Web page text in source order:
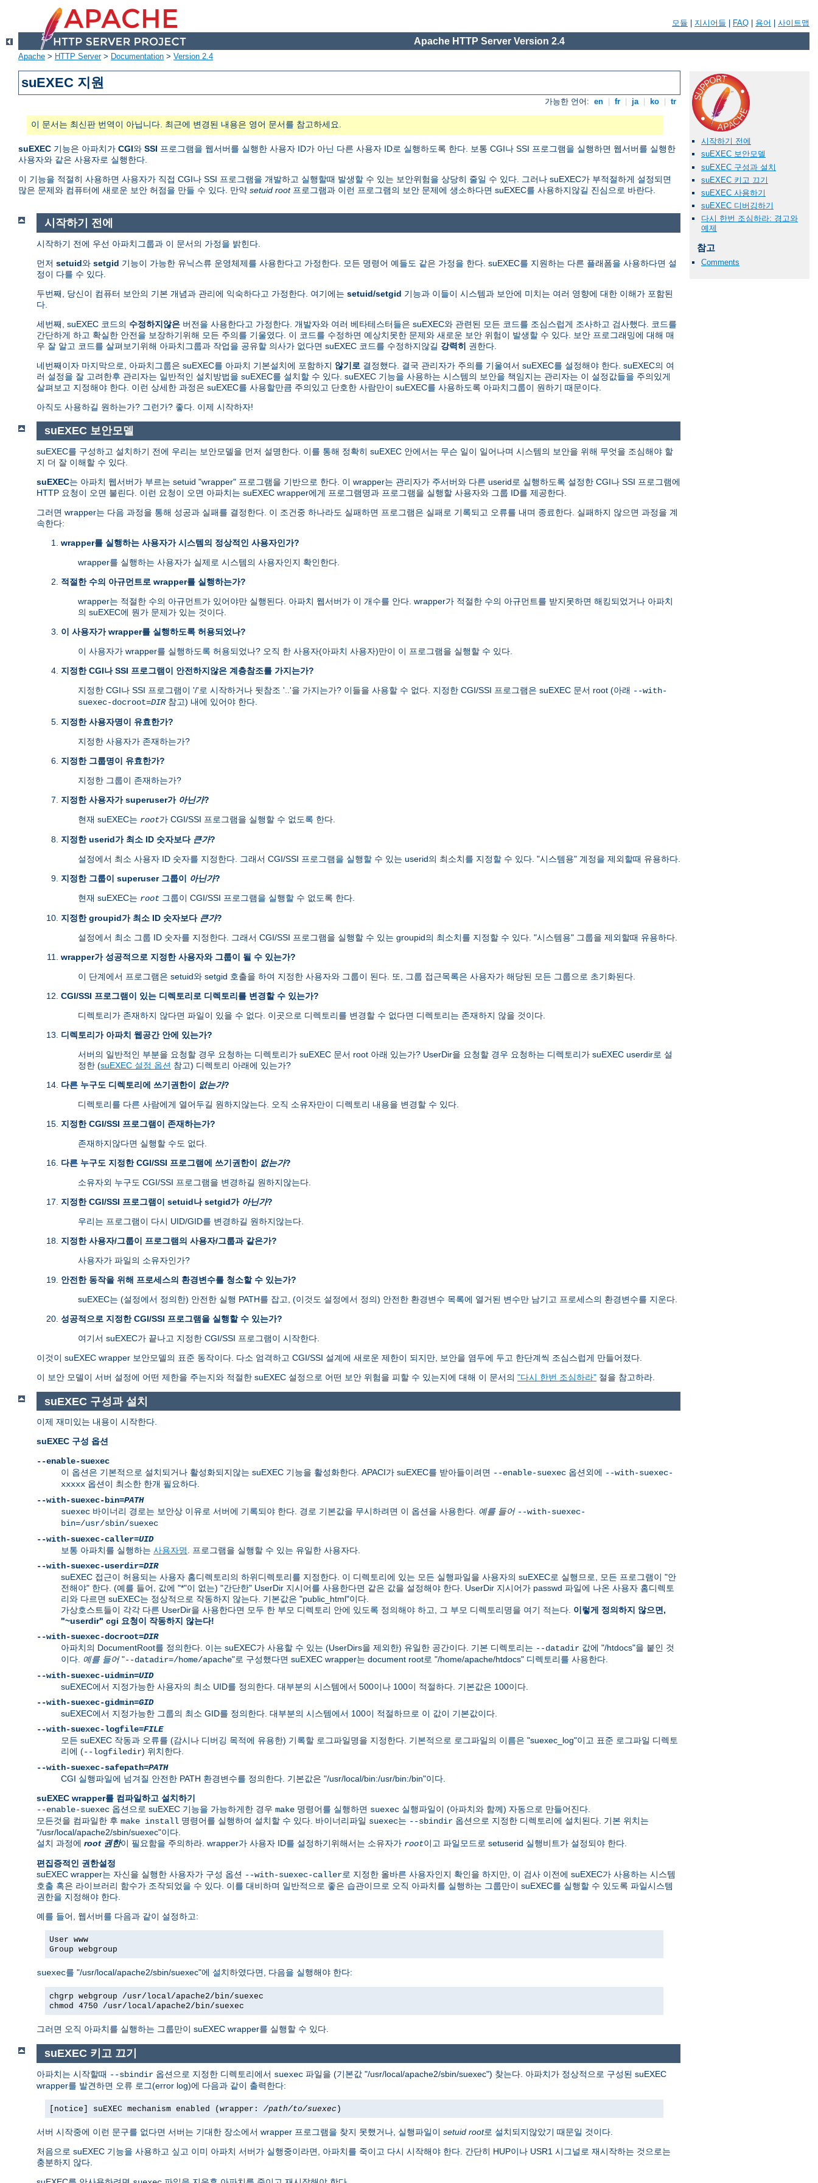
모듈 지시어들 FAQ 용어 사이트맵
Apache HTTP Server Version 2.4
Apache > HTTP Server> Documentation > Version 2.4
suEXEC 지원
가능한 언어: en fr ja ko tr
이 문서는 최신판 번역이 아닙니다. 최근에 변경된 내용은 영어 문서를 참고하세요.
suEXEC 기능은 아파치가 CGI와 SSI 프로그램을 웹서버를 실행한 사용자 ID가 아닌 다른 사용자 ID로 실행하도록 한다. 보통 CGI나 SSI 프로그램을 실행하면 웹서버를 실행한
사용자와 같은 사용자로 실행한다.
이 기능을 적절히 사용하면 사용자가 직접 CGI나 SSI 프로그램을 개발하고 실행할때 발생할 수 있는 보안위험을 상당히 줄일 수 있다. 그러나 suEXEC가 부적절하게 설정되면
많은 문제와 컴퓨터에 새로운 보안 허점을 만들 수 있다. 만약 setuid root프로그램과 이런 프로그램의 보안 문제에 생소하다면 suEXEC를 사용하지않길 진심으로 바란다.
시작하기 전에
suEXEC 보안모델
suEXEC 구성과 설치
suEXEC 키고 끄기
suEXEC 사용하기
suEXEC 디버깅하기
다시 한번 조심하라: 경고와
예제
참고
Comments
시작하기 전에
시작하기 전에 우선 아파치그룹과 이 문서의 가정을 밝힌다.
먼저 setuid와 setgid 기능이 가능한 유닉스류 운영체제를 사용한다고 가정한다. 모든 명령어 예들도 같은 가정을 한다. suEXEC를 지원하는 다른 플래폼을 사용하다면 설
정이 다를 수 있다.
두번째, 당신이 컴퓨터 보안의 기본 개념과 관리에 익숙하다고 가정한다. 여기에는 setuid/setgid 기능과 이들이 시스템과 보안에 미치는 여러 영향에 대한 이해가 포함된
다.
세번째, suEXEC 코드의 수정하지않은 버전을 사용한다고 가정한다. 개발자와 여러 베타테스터들은 suEXEC와 관련된 모든 코드를 조심스럽게 조사하고 검사했다. 코드를
간단하게 하고 확실한 안전을 보장하기위해 모든 주의를 기울였다. 이 코드를 수정하면 예상치못한 문제와 새로운 보안 위험이 발생할 수 있다. 보안 프로그래밍에 대해 매
우 잘 알고 코드를 살펴보기위해 아파치그룹과 작업을 공유할 의사가 없다면 suEXEC 코드를 수정하지않길 강력히 권한다.
네번째이자 마지막으로, 아파치그룹은 suEXEC를 아파치 기본설치에 포함하지 않기로 결정했다. 결국 관리자가 주의를 기울여서 suEXEC를 설정해야 한다. suEXEC의 여
러 설정을 잘 고려한후 관리자는 일반적인 설치방법을 suEXEC를 설치할 수 있다. suEXEC 기능을 사용하는 시스템의 보안을 책임지는 관리자는 이 설정값들을 주의있게
살펴보고 지정해야 한다. 이런 상세한 과정은 suEXEC를 사용할만큼 주의있고 단호한 사람만이 suEXEC를 사용하도록 아파치그룹이 원하기 때문이다.
아직도 사용하길 원하는가? 그런가? 좋다. 이제 시작하자!
suEXEC 보안모델
suEXEC를 구성하고 설치하기 전에 우리는 보안모델을 먼저 설명한다. 이를 통해 정확히 suEXEC 안에서는 무슨 일이 일어나며 시스템의 보안을 위해 무엇을 조심해야 할
지 더 잘 이해할 수 있다.
suEXEC는 아파치 웹서버가 부르는 setuid "wrapper" 프로그램을 기반으로 한다. 이 wrapper는 관리자가 주서버와 다른 userid로 실행하도록 설정한 CGI나 SSI 프로그램에
HTTP 요청이 오면 불린다. 이런 요청이 오면 아파치는 suEXEC wrapper에게 프로그램명과 프로그램을 실행할 사용자와 그룹 ID를 제공한다.
그러면 wrapper는 다음 과정을 통해 성공과 실패를 결정한다. 이 조건중 하나라도 실패하면 프로그램은 실패로 기록되고 오류를 내며 종료한다. 실패하지 않으면 과정을 계
속한다:
wrapper를 실행하는 사용자가 시스템의 정상적인 사용자인가?
wrapper를 실행하는 사용자가 실제로 시스템의 사용자인지 확인한다.
적절한 수의 아규먼트로 wrapper를 실행하는가?
wrapper는 적절한 수의 아규먼트가 있어야만 실행된다. 아파치 웹서버가 이 개수를 안다. wrapper가 적절한 수의 아규먼트를 받지못하면 해킹되었거나 아파치
의 suEXEC에 뭔가 문제가 있는 것이다.
이 사용자가 wrapper를 실행하도록 허용되었나?
이 사용자가 wrapper를 실행하도록 허용되었나? 오직 한 사용자(아파치 사용자)만이 이 프로그램을 실행할 수 있다.
지정한 CGI나 SSI 프로그램이 안전하지않은 계층참조를 가지는가?
지정한 CGI나 SSI 프로그램이 '/'로 시작하거나 뒷참조 '..'을 가지는가? 이들을 사용할 수 없다. 지정한 CGI/SSI 프로그램은 suEXEC 문서 root (아래 --with-
suexec-docroot=DIR참고) 내에 있어야 한다.
지정한 사용자명이 유효한가?
지정한 사용자가 존재하는가?
지정한 그룹명이 유효한가?
지정한 그룹이 존재하는가?
지정한 사용자가 superuser가 아닌가?
현재 suEXEC는 root가 CGI/SSI 프로그램을 실행할 수 없도록 한다.
지정한 userid가 최소 ID 숫자보다 큰가?
설정에서 최소 사용자 ID 숫자를 지정한다. 그래서 CGI/SSI 프로그램을 실행할 수 있는 userid의 최소치를 지정할 수 있다. "시스템용" 계정을 제외할때 유용하다.
지정한 그룹이 superuser 그룹이
아닌가?
현재 suEXEC는 root 그룹이 CGI/SSI 프로그램을 실행할 수 없도록 한다.
지정한 groupid가 최소 ID 숫자보다 큰가?
설정에서 최소 그룹 ID 숫자를 지정한다. 그래서 CGI/SSI 프로그램을 실행할 수 있는 groupid의 최소치를 지정할 수 있다. "시스템용" 그룹을 제외할때 유용하다.
wrapper가 성공적으로 지정한 사용자와 그룹이 될 수 있는가?
이 단계에서 프로그램은 setuid와 setgid 호출을 하여 지정한 사용자와 그룹이 된다. 또, 그룹 접근목록은 사용자가 해당된 모든 그룹으로 초기화된다.
CGI/SSI 프로그램이 있는 디렉토리로 디렉토리를 변경할 수 있는가?
디렉토리가 존재하지 않다면 파일이 있을 수 없다. 이곳으로 디렉토리를 변경할 수 없다면 디렉토리는 존재하지 않을 것이다.
디렉토리가 아파치 웹공간 안에 있는가?
서버의 일반적인 부분을 요청할 경우 요청하는 디렉토리가 suEXEC 문서 root 아래 있는가? UserDir을 요청할 경우 요청하는 디렉토리가 suEXEC userdir로 설
정한 (suEXEC 설정 옵션 참고) 디렉토리 아래에 있는가?
다른 누구도 디렉토리에 쓰기권한이
없는가?
디렉토리를 다른 사람에게 열어두길 원하지않는다. 오직 소유자만이 디렉토리 내용을 변경할 수 있다.
지정한 CGI/SSI 프로그램이 존재하는가?
존재하지않다면 실행할 수도 없다.
다른 누구도 지정한 CGI/SSI 프로그램에 쓰기권한이
없는가?
소유자외 누구도 CGI/SSI 프로그램을 변경하길 원하지않는다.
지정한 CGI/SSI 프로그램이 setuid나 setgid가 아닌가?
우리는 프로그램이 다시 UID/GID를 변경하길 원하지않는다.
지정한 사용자/그룹이 프로그램의 사용자/그룹과 같은가?
사용자가 파일의 소유자인가?
안전한 동작을 위해 프로세스의 환경변수를 청소할 수 있는가?
suEXEC는 (설정에서 정의한) 안전한 실행 PATH를 잡고, (이것도 설정에서 정의) 안전한 환경변수 목록에 열거된 변수만 남기고 프로세스의 환경변수를 지운다.
성공적으로 지정한 CGI/SSI 프로그램을 실행할 수 있는가?
여기서 suEXEC가 끝나고 지정한 CGI/SSI 프로그램이 시작한다.
이것이 suEXEC wrapper 보안모델의 표준 동작이다. 다소 엄격하고 CGI/SSI 설계에 새로운 제한이 되지만, 보안을 염두에 두고 한단계씩 조심스럽게 만들어졌다.
이 보안 모델이 서버 설정에 어떤 제한을 주는지와 적절한 suEXEC 설정으로 어떤 보안 위험을 피할 수 있는지에 대해 이 문서의 "다시 한번 조심하라" 절을 참고하라.
suEXEC 구성과 설치
이제 재미있는 내용이 시작한다.
suEXEC 구성 옵션
--enable-suexec
이 옵션은 기본적으로 설치되거나 활성화되지않는 suEXEC 기능을 활성화한다. APACI가 suEXEC를 받아들이려면 --enable-suexec 옵션외에 --with-suexec-
xxxxx 옵션이 최소한 한개 필요하다.
--with-suexec-bin=PATH
suexec 바이너리 경로는 보안상 이유로 서버에 기록되야 한다. 경로 기본값을 무시하려면 이 옵션을 사용한다. 예를 들어 --with-suexec-
bin=/usr/sbin/suexec
--with-suexec-caller=UID
보통 아파치를 실행하는 사용자명. 프로그램을 실행할 수 있는 유일한 사용자다.
--with-suexec-userdir=DIR
suEXEC 접근이 허용되는 사용자 홈디렉토리의 하위디렉토리를 지정한다. 이 디렉토리에 있는 모든 실행파일을 사용자의 suEXEC로 실행므로, 모든 프로그램이 "안
전해야" 한다. (예를 들어, 값에 "*"이 없는) "간단한" UserDir 지시어를 사용한다면 같은 값을 설정해야 한다. UserDir 지시어가 passwd 파일에 나온 사용자 홈디렉토
리와 다르면 suEXEC는 정상적으로 작동하지 않는다. 기본값은 "public_html"이다.
가상호스트들이 각각 다른 UserDir을 사용한다면 모두 한 부모 디렉토리 안에 있도록 정의해야 하고, 그 부모 디렉토리명을 여기 적는다. 이렇게 정의하지 않으면,
"~userdir" cgi 요청이 작동하지 않는다!
--with-suexec-docroot=DIR
아파치의 DocumentRoot를 정의한다. 이는 suEXEC가 사용할 수 있는 (UserDirs을 제외한) 유일한 공간이다. 기본 디렉토리는 --datadir 값에 "/htdocs"을 붙인 것
이다. 예를 들어"--datadir=/home/apache"로 구성했다면 suEXEC wrapper는 document root로 "/home/apache/htdocs" 디렉토리를 사용한다.
--with-suexec-uidmin=UID
suEXEC에서 지정가능한 사용자의 최소 UID를 정의한다. 대부분의 시스템에서 500이나 100이 적절하다. 기본값은 100이다.
--with-suexec-gidmin=GID
suEXEC에서 지정가능한 그룹의 최소 GID를 정의한다. 대부분의 시스템에서 100이 적절하므로 이 값이 기본값이다.
--with-suexec-logfile=FILE
모든 suEXEC 작동과 오류를 (감시나 디버깅 목적에 유용한) 기록할 로그파일명을 지정한다. 기본적으로 로그파일의 이름은 "suexec_log"이고 표준 로그파일 디렉토
리에 (--logfiledir) 위치한다.
--with-suexec-safepath=PATH
CGI 실행파일에 넘겨질 안전한 PATH 환경변수를 정의한다. 기본값은 "/usr/local/bin:/usr/bin:/bin"이다.
suEXEC wrapper를 컴파일하고 설치하기
--enable-suexec 옵션으로 suEXEC 기능을 가능하게한 경우 make 명령어를 실행하면 suexec 실행파일이 (아파치와 함께) 자동으로 만들어진다.
모든것을 컴파일한 후 make install 명령어를 실행하여 설치할 수 있다. 바이너리파일 suexec는 --sbindir 옵션으로 지정한 디렉토리에 설치된다. 기본 위치는
"/usr/local/apache2/sbin/suexec"이다.
설치 과정에 root 권한이 필요함을 주의하라. wrapper가 사용자 ID를 설정하기위해서는 소유자가 root이고 파일모드로 setuserid 실행비트가 설정되야 한다.
편집증적인 권한설정
suEXEC wrapper는 자신을 실행한 사용자가 구성 옵션 --with-suexec-caller로 지정한 올바른 사용자인지 확인을 하지만, 이 검사 이전에 suEXEC가 사용하는 시스템
호출 혹은 라이브러리 함수가 조작되었을 수 있다. 이를 대비하며 일반적으로 좋은 습관이므로 오직 아파치를 실행하는 그룹만이 suEXEC를 실행할 수 있도록 파일시스템
권한을 지정해야 한다.
예를 들어, 웹서버를 다음과 같이 설정하고:
User www
Group webgroup
suexec를 "/usr/local/apache2/sbin/suexec"에 설치하였다면, 다음을 실행해야 한다:
chgrp webgroup /usr/local/apache2/bin/suexec
chmod 4750 /usr/local/apache2/bin/suexec
그러면 오직 아파치를 실행하는 그룹만이 suEXEC wrapper를 실행할 수 있다.
suEXEC 키고 끄기
아파치는 시작할때 --sbindir 옵션으로 지정한 디렉토리에서 suexec 파일을 (기본값 "/usr/local/apache2/sbin/suexec") 찾는다. 아파치가 정상적으로 구성된 suEXEC
wrapper를 발견하면 오류 로그(error log)에 다음과 같이 출력한다:
[notice] suEXEC mechanism enabled (wrapper: /path/to/suexec )
서버 시작중에 이런 문구를 없다면 서버는 기대한 장소에서 wrapper 프로그램을 찾지 못했거나, 실행파일이 setuid root로 설치되지않았기 때문일 것이다.
처음으로 suEXEC 기능을 사용하고 싶고 이미 아파치 서버가 실행중이라면, 아파치를 죽이고 다시 시작해야 한다. 간단히 HUP이나 USR1 시그널로 재시작하는 것으로는
충분하지 않다.